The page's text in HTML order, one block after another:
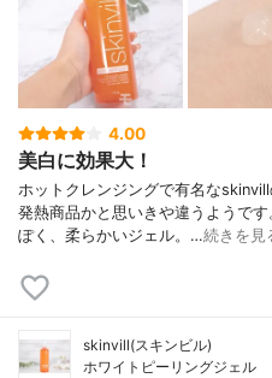
4.00
美白に効果大！
ホットクレンジングで有名な
発熱商品かと思いきや違うようで
ぽく、柔らかいジェル。…続きを見
skinvill(スキンビル)
ホワイトピーリングジェル